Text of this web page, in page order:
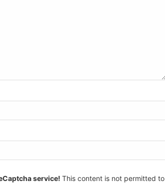
service! This content is not permitted to